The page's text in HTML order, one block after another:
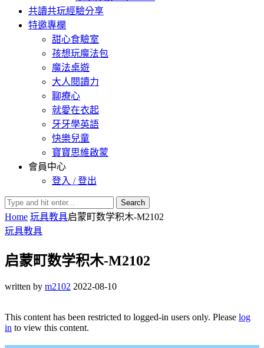
共讀共玩經驗分享
特邀專欄
甜心食驗室
孩想玩魔法包
魔法桌遊
大人閱讀力
聊療心
就愛在衣起
牙牙學英語
快樂兒童
寶寶思維啟蒙
會員中心
登入 / 登出
Search
Home 玩具教具启蒙町数学积木-M2102
玩具教具
启蒙町数学积木-M2102
written by m2102 2022-08-10
This content has been restricted to logged-in users only. Please log
in to view this content.